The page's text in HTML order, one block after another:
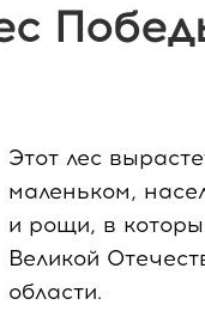
Этот лес
маленьком,
и рощи, в
Великой
области.